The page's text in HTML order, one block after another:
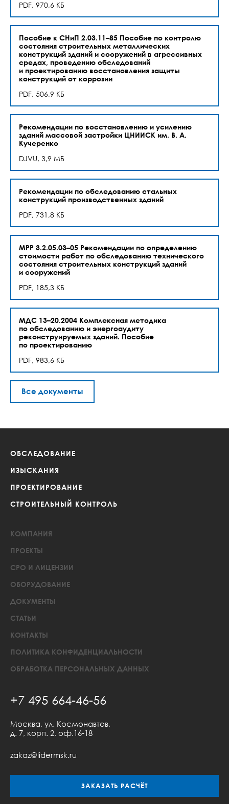
PDF, 970,6 КБ
Пособие к СНиП 2.03.11–85 Пособие по контролю
состояния строительных металлических
конструкций зданий и сооружений в агрессивных
средах, проведению обследований
и проектированию восстановления защиты
конструкций от коррозии
PDF, 506,9 КБ
Рекомендации по восстановлению и усилению
зданий массовой застройки ЦНИИСК им. В. А.
Кучеренко
DJVU, 3,9 МБ
Рекомендации по обследованию стальных
конструкций производственных зданий
PDF, 731,8 КБ
МРР 3.2.05.03–05 Рекомендации по определению
стоимости работ по обследованию технического
состояния строительных конструкций зданий
и сооружений
PDF, 185,3 КБ
МДС 13–20.2004 Комплексная методика
по обследованию и энергоаудиту
реконструируемых зданий. Пособие
по проектированию
PDF, 983,6 КБ
Все документы
ОБСЛЕДОВАНИЕ
ИЗЫСКАНИЯ
ПРОЕКТИРОВАНИЕ
СТРОИТЕЛЬНЫЙ КОНТРОЛЬ
КОМПАНИЯ
ПРОЕКТЫ
СРО И ЛИЦЕНЗИИ
ОБОРУДОВАНИЕ
ДОКУМЕНТЫ
СТАТЬИ
КОНТАКТЫ
ПОЛИТИКА КОНФИДЕНЦИАЛЬНОСТИ
ОБРАБОТКА ПЕРСОНАЛЬНЫХ ДАННЫХ
+7 495 664-46-56
Москва, ул. Космонавтов,
д. 7, корп. 2, оф.16-18
zakaz@lidermsk.ru
ЗАКАЗАТЬ РАСЧЁТ